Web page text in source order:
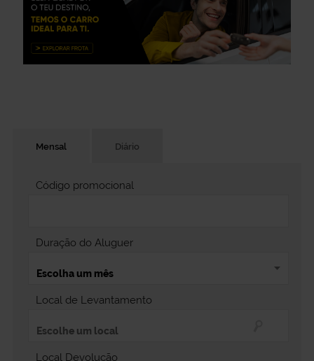
Mensal Diário
Local de Levantamento
Local Devolução
Duração do Aluguer
Código promocional